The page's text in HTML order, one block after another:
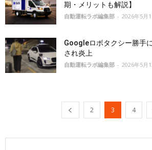
期・メリットも解説】
自動運転ラボ編集部 - 2026年5月
Googleロボタクシー勝手
され炎上
自動運転ラボ編集部 - 2026年5月
2 3 4